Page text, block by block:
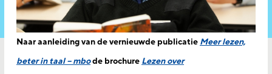
Naar aanleiding van de vernieuwde publicatie Meer lezen,
beter in taal – mbode brochure Lezen over